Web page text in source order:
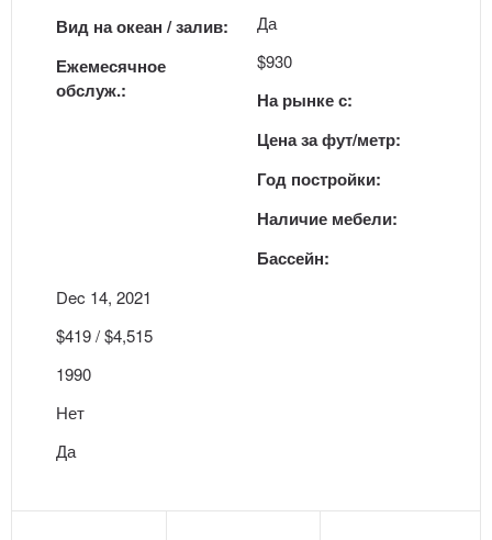
Вид на океан / залив:
Ежемесячное
обслуж.:
Да
$930
На рынке с:
Цена за фут/метр:
Год постройки:
Наличие мебели:
Бассейн:
Dec 14, 2021
$419 / $4,515
1990
Нет
Да